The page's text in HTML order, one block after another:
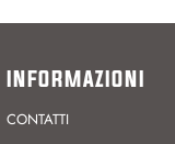
INFORMAZIONI
CONTATTI